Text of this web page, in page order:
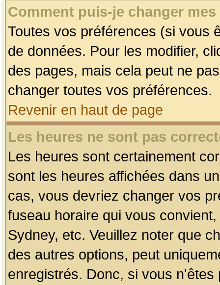
Comment puis-je changer
Toutes vos préférences (si vous
de données. Pour les modifier,
des pages, mais cela peut ne
changer toutes vos préférences.
Revenir en haut de page
Les heures ne sont pas
Les heures sont certainement
sont les heures affichées dans
cas, vous devriez changer vos
fuseau horaire qui vous
Sydney, etc. Veuillez noter que
des autres options, peut
enregistrés. Donc, si vous